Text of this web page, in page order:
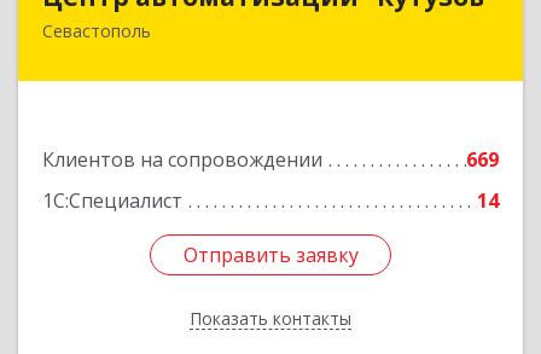
Севастополь
Клиентов на сопровождении
669
1С:Специалист
14
Отправить заявку
Показать контакты
299011, Севастополь г, Генерала Петрова ул,
Отправить заявку
Назад